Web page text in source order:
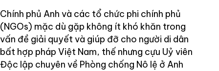
Chính phủ Anh và các tổ chức phi chính phủ
(NGOs) mặc dù gặp không ít khó khăn trong
vấn đề giải quyết và giúp đỡ cho người di dân
bất hợp pháp Việt Nam, thế nhưng cựu Uỷ viên
Độc lập chuyên về Phòng chống Nô lệ ở Anh